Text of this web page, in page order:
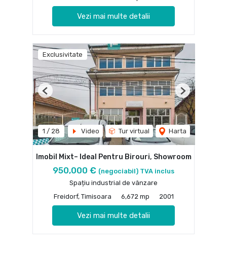
Vezi mai multe detalii
Exclusivitate
1 / 28 Video Tur virtual Harta
Previous Next
Imobil Mixt– Ideal Pentru Birouri, Showroom
950,000 € (negociabil) TVA inclus
Spațiu industrial de vânzare
Freidorf, Timisoara
6,672 mp 2001
Vezi mai multe detalii